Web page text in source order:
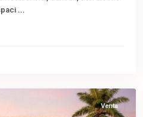
...
Venta